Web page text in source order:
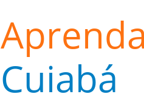
Cuiabá